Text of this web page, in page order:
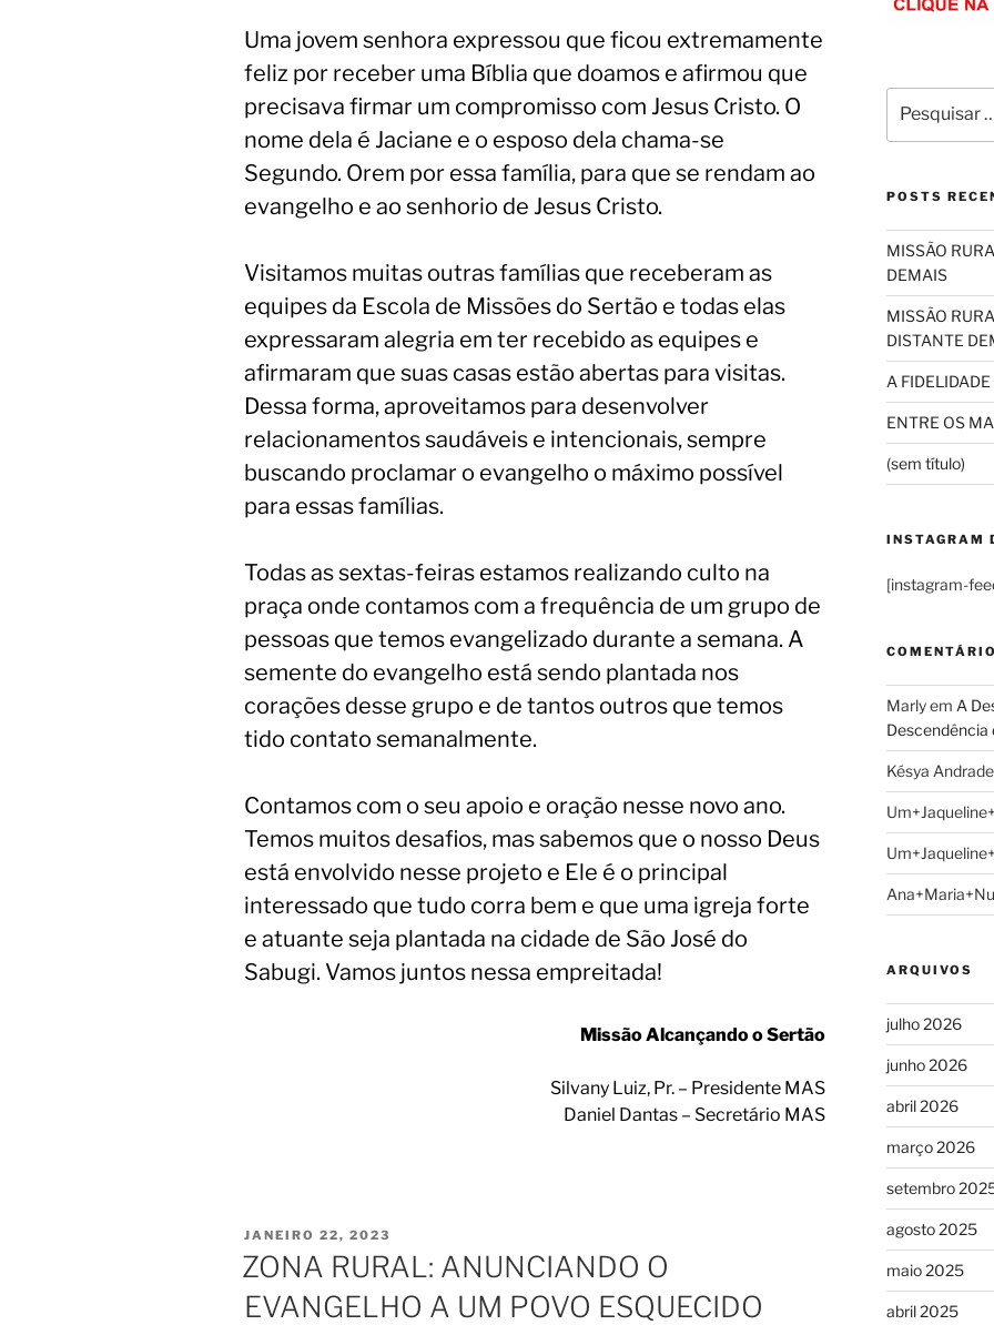
Uma jovem senhora expressou que ficou extremamente
feliz por receber uma Bíblia que doamos e afirmou que
precisava firmar um compromisso com Jesus Cristo. O
nome dela é Jaciane e o esposo dela chama-se
Segundo. Orem por essa família, para que se rendam ao
evangelho e ao senhorio de Jesus Cristo.
Visitamos muitas outras famílias que receberam as
equipes da Escola de Missões do Sertão e todas elas
expressaram alegria em ter recebido as equipes e
afirmaram que suas casas estão abertas para visitas.
Dessa forma, aproveitamos para desenvolver
relacionamentos saudáveis e intencionais, sempre
buscando proclamar o evangelho o máximo possível
para essas famílias.
Todas as sextas-feiras estamos realizando culto na
praça onde contamos com a frequência de um grupo de
pessoas que temos evangelizado durante a semana. A
semente do evangelho está sendo plantada nos
corações desse grupo e de tantos outros que temos
tido contato semanalmente.
Contamos com o seu apoio e oração nesse novo ano.
Temos muitos desafios, mas sabemos que o nosso Deus
está envolvido nesse projeto e Ele é o principal
interessado que tudo corra bem e que uma igreja forte
e atuante seja plantada na cidade de São José do
Sabugi. Vamos juntos nessa empreitada!
Missão Alcançando o Sertão
Silvany Luiz, Pr. – Presidente MAS
Daniel Dantas – Secretário MAS
JANEIRO 22, 2023
ZONA RURAL: ANUNCIANDO O
EVANGELHO A UM POVO ESQUECIDO
POSTS
MISSÃO
DEMAIS
MISSÃO
DISTANTE
A
ENTRE OS
(sem título)
INSTAGRAM
[instagram-
Marlyem A
Descendência
Késya Andrade
ARQUIVOS
julho 2026
junho 2026
abril 2026
março 2026
setembro
agosto 2025
maio 2025
abril 2025